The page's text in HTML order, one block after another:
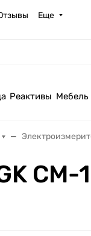
Еще
Реактивы Мебель
CM-